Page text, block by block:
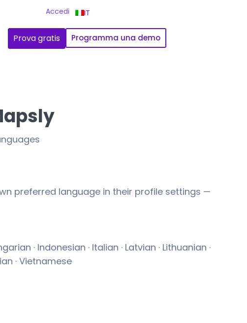
Accedi IT
Prova gratis Programma una demo
preferred language in their profile settings —
· Indonesian · Italian · Latvian · Lithuanian ·
· Vietnamese